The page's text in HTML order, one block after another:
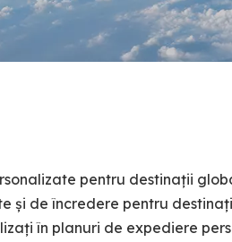
pentru destinații
și de încredere pentru
în planuri de expediere